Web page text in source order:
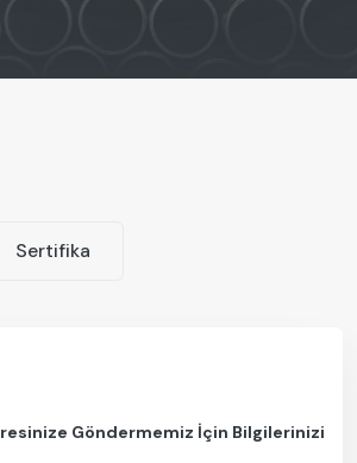
Sertifika
Göndermemiz İçin Bilgilerinizi